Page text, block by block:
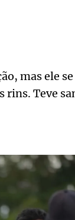
mas ele
rins. Teve